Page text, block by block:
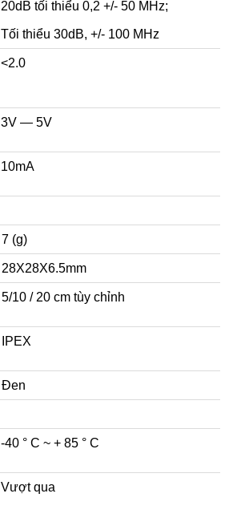
20dB tối thiểu 0,2 +/- 50 MHz;
Tối thiểu 30dB, +/- 100 MHz
<2.0
3V — 5V
10mA
7 (g)
28X28X6.5mm
5/10 / 20 cm tùy chỉnh
IPEX
Đen
-40 ° C ~ + 85 ° C
Vượt qua